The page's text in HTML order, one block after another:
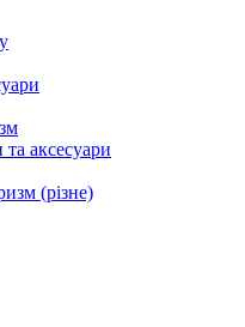
аксесуари
(різне)